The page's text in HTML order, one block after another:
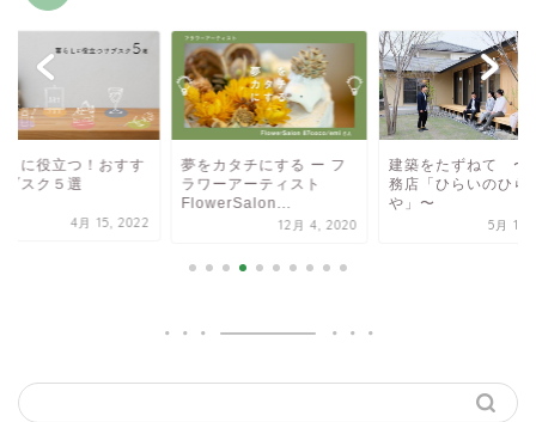
しに役立つ！おすす
ブスク５選
4月 15, 2022
夢をカタチにする ー フ
ラワーアーティスト
FlowerSalon...
12月 4, 2020
建築をたずねて 〜
務店「ひらいのひら
や」〜
5月 17,